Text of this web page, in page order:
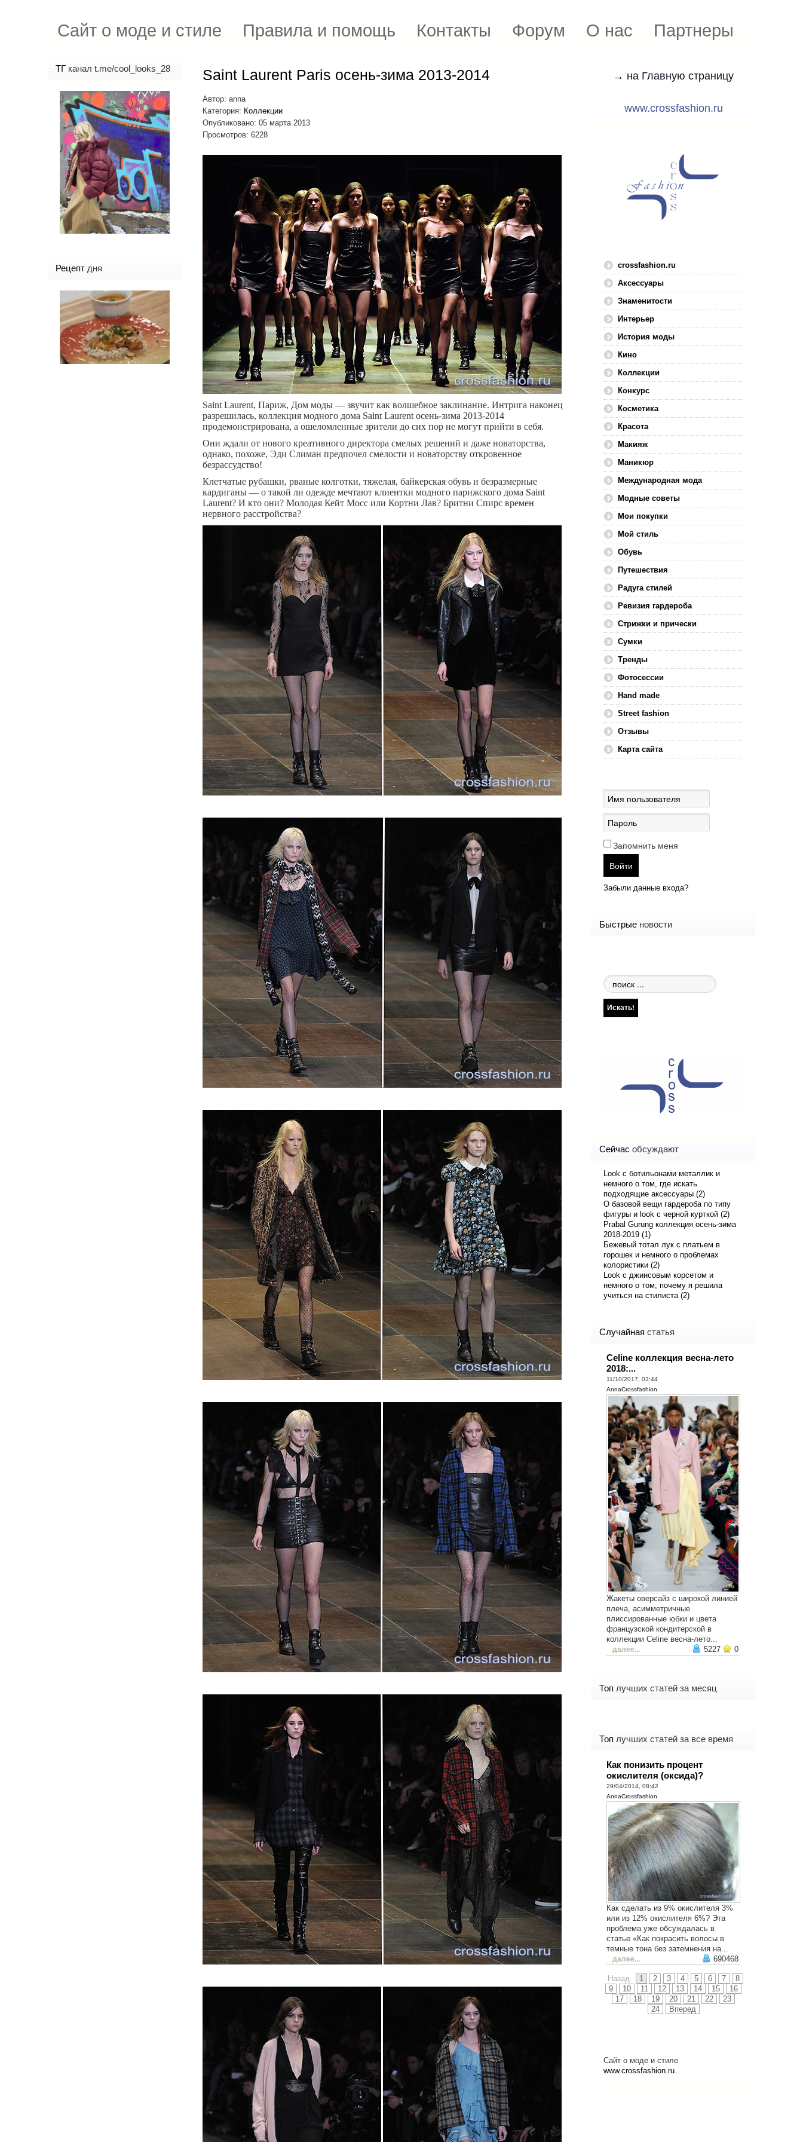
Сайт о моде и стиле Правила и помощь Контакты Форум О нас Партнеры
Saint Laurent Paris осень-зима 2013-2014
Автор: anna
Категория: Коллекции
Опубликовано: 05 марта 2013
Просмотров: 6228
Saint Laurent, Париж, Дом моды — звучит как волшебное заклинание. Интрига наконец
разрешилась, коллекция модного дома Saint Laurent осень-зима 2013-2014
продемонстрирована, а ошеломленные зрители до сих пор не могут прийти в себя.
Они ждали от нового креативного директора смелых решений и даже новаторства,
однако, похоже, Эди Слиман предпочел смелости и новаторству откровенное
безрассудство!
Клетчатые рубашки, рваные колготки, тяжелая, байкерская обувь и безразмерные
кардиганы — о такой ли одежде мечтают клиентки модного парижского дома Saint
Laurent? И кто они? Молодая Кейт Мосс или Кортни Лав? Бритни Спирс времен
нервного расстройства?
ТГ канал t.me/cool_looks_28
Рецепт дня
→ на Главную страницу
www.crossfashion.ru
crossfashion.ru
Аксессуары
Знаменитости
Интерьер
История моды
Кино
Коллекции
Конкурс
Косметика
Красота
Макияж
Маникюр
Международная мода
Модные советы
Мои покупки
Мой стиль
Обувь
Путешествия
Радуга стилей
Ревизия гардероба
Стрижки и прически
Сумки
Тренды
Фотосессии
Hand made
Street fashion
Отзывы
Карта сайта
Запомнить меня
Войти
Забыли данные входа?
Быстрые новости
Поиск
по
сайту
Искать!
Сейчас обсуждают
Look с ботильонами металлик и
немного о том, где искать
подходящие аксессуары (2)
О базовой вещи гардероба по типу
фигуры и look с черной курткой (2)
Prabal Gurung коллекция осень-зима
2018-2019 (1)
Бежевый тотал лук с платьем в
горошек и немного о проблемах
колористики (2)
Look с джинсовым корсетом и
немного о том, почему я решила
учиться на стилиста (2)
Случайная статья
Celine коллекция весна-лето
2018:...
11/10/2017, 03:44
AnnaCrossfashion
Жакеты оверсайз с широкой линией
плеча, асимметричные
плиссированные юбки и цвета
французской кондитерской в
коллекции Celine весна-лето...
далее... 5227 0
Топ лучших статей за месяц
Топ лучших статей за все время
Как понизить процент
окислителя (оксида)?
29/04/2014, 08:42
AnnaCrossfashion
Как сделать из 9% окислителя 3%
или из 12% окислителя 6%? Эта
проблема уже обсуждалась в
статье «Как покрасить волосы в
темные тона без затемнения на...
далее... 690468
Назад 1 2 3 4 5 6 7
8
9
10 11 12 13 14 15
16
17
18 19 20 21 22
23
24
Вперед
Сайт о моде и стиле
www.crossfashion.ru